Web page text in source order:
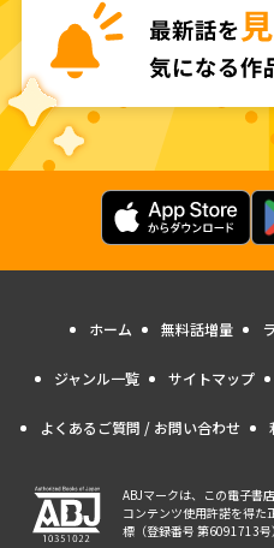
ホーム 無料話増量
ジャンル一覧 サイトマップ
よくあるご質問 / お問い合わせ
ABJマークは、この電子書
コンテンツ使用許諾を得た
標（登録番号 第6091713号